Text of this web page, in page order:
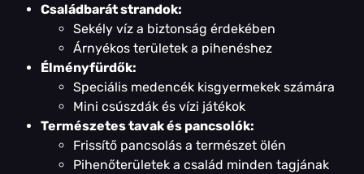
Családbarát strandok:
Sekély víz a biztonság érdekében
Árnyékos területek a pihenéshez
Élményfürdők:
Speciális medencék kisgyermekek számára
Mini csúszdák és vízi játékok
Természetes tavak és pancsolók:
Frissítő pancsolás a természet ölén
Pihenőterületek a család minden tagjának